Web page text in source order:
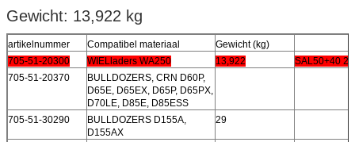
Gewicht: 13,922 kg
artikelnummer Compatibel materiaal
Gewicht (kg)
705-51-20300
WIELladers WA250 13,922
SAL50+40
705-51-20370
BULLDOZERS, CRN D60P,
D65E, D65EX, D65P, D65PX,
D70LE, D85E, D85ESS
705-51-30290
BULLDOZERS D155A,
D155AX
29